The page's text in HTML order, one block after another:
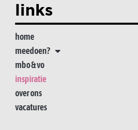
links
home
meedoen?
mbo & vo
inspiratie
over ons
vacatures